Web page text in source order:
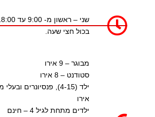
בכול חצי שעה.​
מבוגר – 9 אירו
סטודנט – 8 אירו
אירו
ילדים מתחת לגיל 4 – חינם